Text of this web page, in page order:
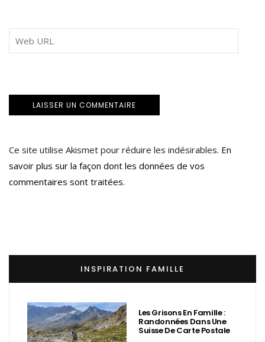
Ce site utilise Akismet pour réduire les indésirables. En
savoir plus sur la façon dont les données de vos
commentaires sont traitées.
INSPIRATION FAMILLE
Les Grisons En Famille :
Randonnées Dans Une
Suisse De Carte Postale